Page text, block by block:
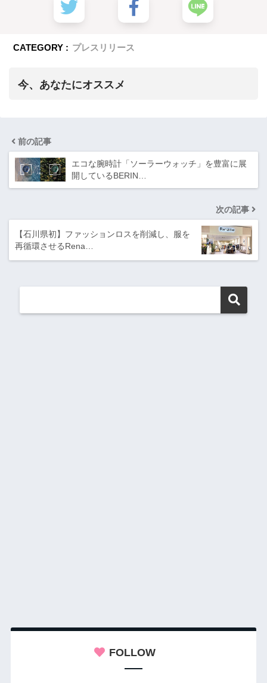
CATEGORY : プレスリリース
今、あなたにオススメ
前の記事
エコな腕時計「ソーラーウォッチ」を豊富に展
開しているBERIN…
次の記事
【石川県初】ファッションロスを削減し、服を
再循環させるRena…
FOLLOW